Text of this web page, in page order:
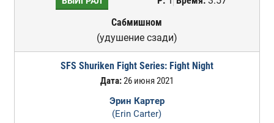
Сабмишном
(удушение сзади)
SFS Shuriken Fight Series: Fight Night
Дата:26 июня 2021
Эрин Картер
(Erin Carter)